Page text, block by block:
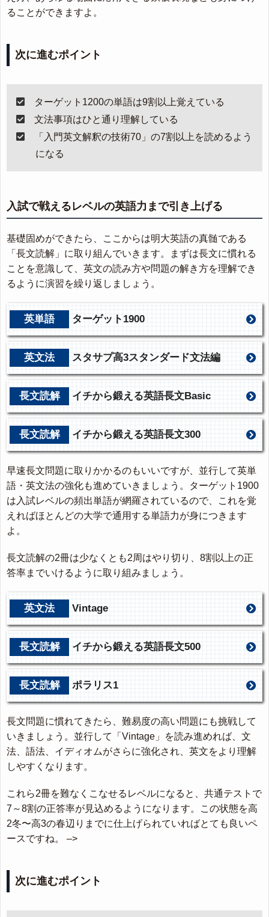
ることができますよ。
次に進むポイント
ターゲット1200の単語は9割以上覚えている
文法事項はひと通り理解している
「入門英文解釈の技術70」の7割以上を読めるよう
になる
入試で戦えるレベルの英語力まで引き上げる
基礎固めができたら、ここからは明大英語の真髄である
「長文読解」に取り組んでいきます。まずは長文に慣れる
ことを意識して、英文の読み方や問題の解き方を理解でき
るように演習を繰り返しましょう。
英単語 ターゲット1900
英文法 スタサプ高3スタンダード文法編
長文読解 イチから鍛える英語長文Basic
長文読解 イチから鍛える英語長文300
早速長文問題に取りかかるのもいいですが、並行して英単
語・英文法の強化も進めていきましょう。ターゲット1900
は入試レベルの頻出単語が網羅されているので、これを覚
えればほとんどの大学で通用する単語力が身につきます
よ。
長文読解の2冊は少なくとも2周はやり切り、8割以上の正
答率までいけるように取り組みましょう。
英文法 Vintage
長文読解 イチから鍛える英語長文500
長文読解 ポラリス1
長文問題に慣れてきたら、難易度の高い問題にも挑戦して
いきましょう。並行して「Vintage」を読み進めれば、文
法、語法、イディオムがさらに強化され、英文をより理解
しやすくなります。
これら2冊を難なくこなせるレベルになると、共通テストで
7～8割の正答率が見込めるようになります。この状態を高
2冬〜高3の春辺りまでに仕上げられていればとても良いペ
ースですね。 –>
次に進むポイント